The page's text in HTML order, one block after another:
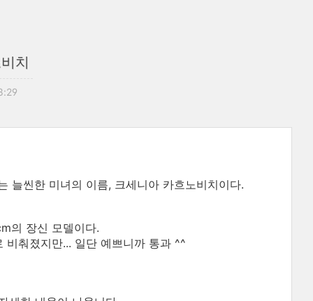
치
늘씬한 미녀의 이름, 크세니아 카흐노비치이다.
의 장신 모델이다.
춰졌지만... 일단 예쁘니까 통과 ^^